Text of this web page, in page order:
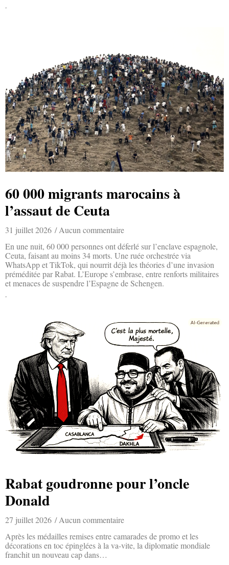
60 000 migrants marocains à
l’assaut de Ceuta
31 juillet 2026
Aucun commentaire
En une nuit, 60 000 personnes ont déferlé sur l’enclave espagnole,
Ceuta, faisant au moins 34 morts. Une ruée orchestrée via
WhatsApp et TikTok, qui nourrit déjà les théories d’une invasion
préméditée par Rabat. L’Europe s’embrase, entre renforts militaires
et menaces de suspendre l’Espagne de Schengen.
Rabat goudronne pour l’oncle
Donald
27 juillet 2026
Aucun commentaire
Après les médailles remises entre camarades de promo et les
décorations en toc épinglées à la va-vite, la diplomatie mondiale
franchit un nouveau cap dans…